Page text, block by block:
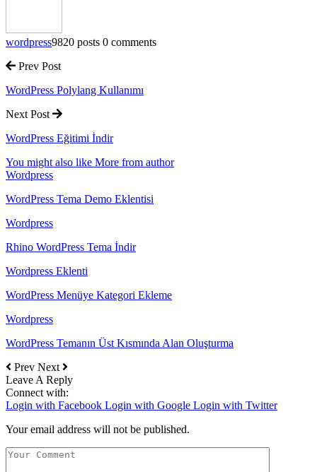
wordpress9820 posts 0 comments
Prev Post
WordPress Polylang Kullanımı
Next Post
WordPress Eğitimi İndir
You might also like More from author
Wordpress
WordPress Tema Demo Eklentisi
Wordpress
Rhino WordPress Tema İndir
Wordpress Eklenti
WordPress Menüye Kategori Ekleme
Wordpress
WordPress Temanın Üst Kısmında Alan Oluşturma
Prev Next
Leave A Reply
Connect with:
Login with Facebook Login with Google Login with Twitter
Your email address will not be published.